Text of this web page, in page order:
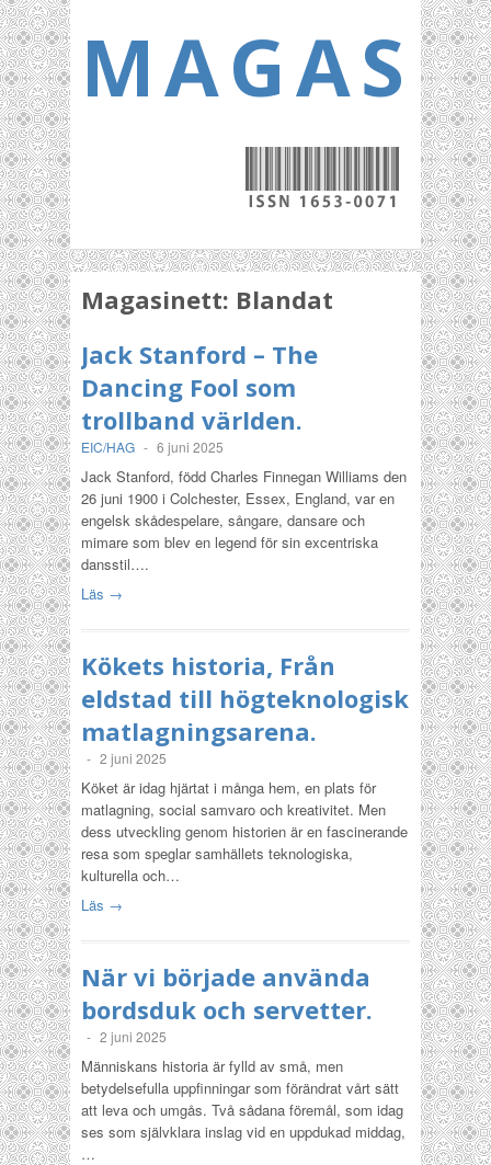
Magasinett: Blandat
Jack Stanford – The
Dancing Fool som
trollband världen.
EIC/HAG - 6 juni 2025
Jack Stanford, född Charles Finnegan Williams den
26 juni 1900 i Colchester, Essex, England, var en
engelsk skådespelare, sångare, dansare och
mimare som blev en legend för sin excentriska
dansstil….
Läs →
Kökets historia, Från
eldstad till högteknologisk
matlagningsarena.
- 2 juni 2025
Köket är idag hjärtat i många hem, en plats för
matlagning, social samvaro och kreativitet. Men
dess utveckling genom historien är en fascinerande
resa som speglar samhällets teknologiska,
kulturella och…
Läs →
När vi började använda
bordsduk och servetter.
- 2 juni 2025
Människans historia är fylld av små, men
betydelsefulla uppfinningar som förändrat vårt sätt
att leva och umgås. Två sådana föremål, som idag
ses som självklara inslag vid en uppdukad middag,
…